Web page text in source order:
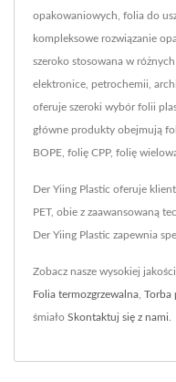
opakowaniowych, folia do
kompleksowe rozwiązanie
szeroko stosowana w
elektronice, petrochemii,
oferuje szeroki wybór folii
główne produkty obejmują
BOPE, folię CPP, folię
Der Yiing Plastic oferuje
PET, obie z zaawansowaną
Der Yiing Plastic zapewnia
Zobacz nasze wysokiej
Folia termozgrzewalna Torba
śmiało Skontaktuj się z nami